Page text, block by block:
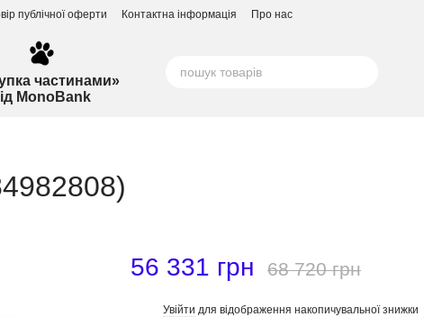
публічної оферти Контактна інформація Про нас
частинами»
MonoBank
56 331 грн 68 720 грн
Увійти для відображення накопичувальної знижки